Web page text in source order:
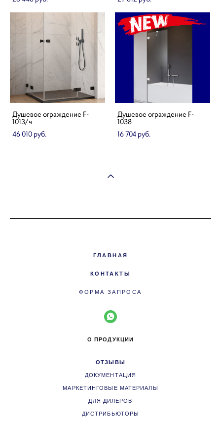
Душевое ограждение F-
1013/ч
46 010 pуб.
Душевое ограждение F-
1038
16 704 pуб.
ГЛАВНАЯ
КОНТАКТЫ
ФОРМА ЗАПРОСА
О ПРОДУКЦИИ
ОТЗЫВЫ
ДОКУМЕНТАЦИЯ
МАРКЕТИНГОВЫЕ МАТЕРИАЛЫ
ДЛЯ ДИЛЕРОВ
ДИСТРИБЬЮТОРЫ